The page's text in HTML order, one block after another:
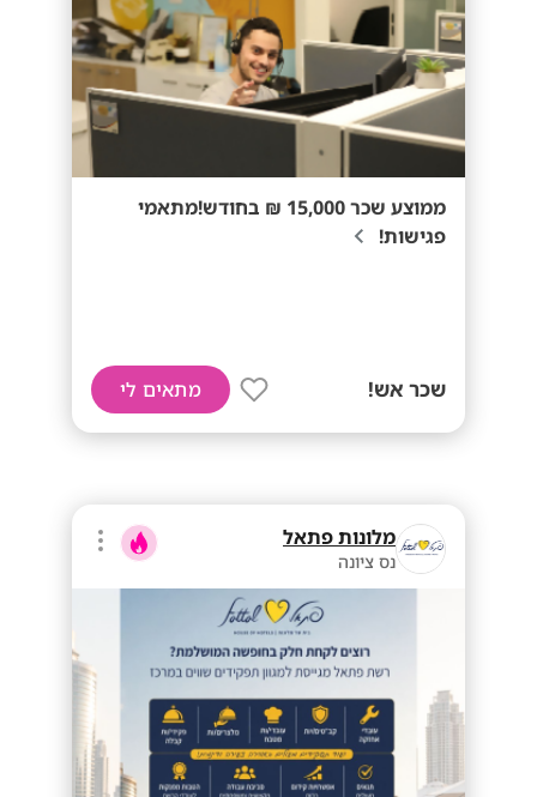
ממוצע שכר 15,000 ₪ בחודש!מתאמי
פגישות!
שכר אש! מתאים לי
מלונות פתאל
נס ציונה